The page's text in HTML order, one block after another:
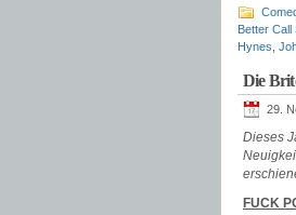
Better Call
Hynes
Die
29.
Dieses
FUCK